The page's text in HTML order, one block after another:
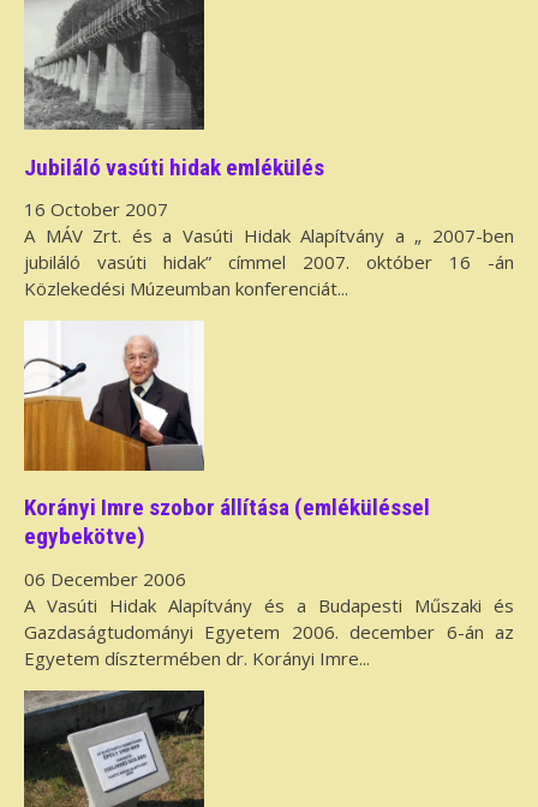
Jubiláló vasúti hidak emlékülés
16 October 2007
A MÁV Zrt. és a Vasúti Hidak Alapítvány a „ 2007-ben
jubiláló vasúti hidak” címmel 2007. október 16 -án
Közlekedési Múzeumban konferenciát...
Korányi Imre szobor állítása (emléküléssel
egybekötve)
06 December 2006
A Vasúti Hidak Alapítvány és a Budapesti Műszaki és
Gazdaságtudományi Egyetem 2006. december 6-án az
Egyetem dísztermében dr. Korányi Imre...